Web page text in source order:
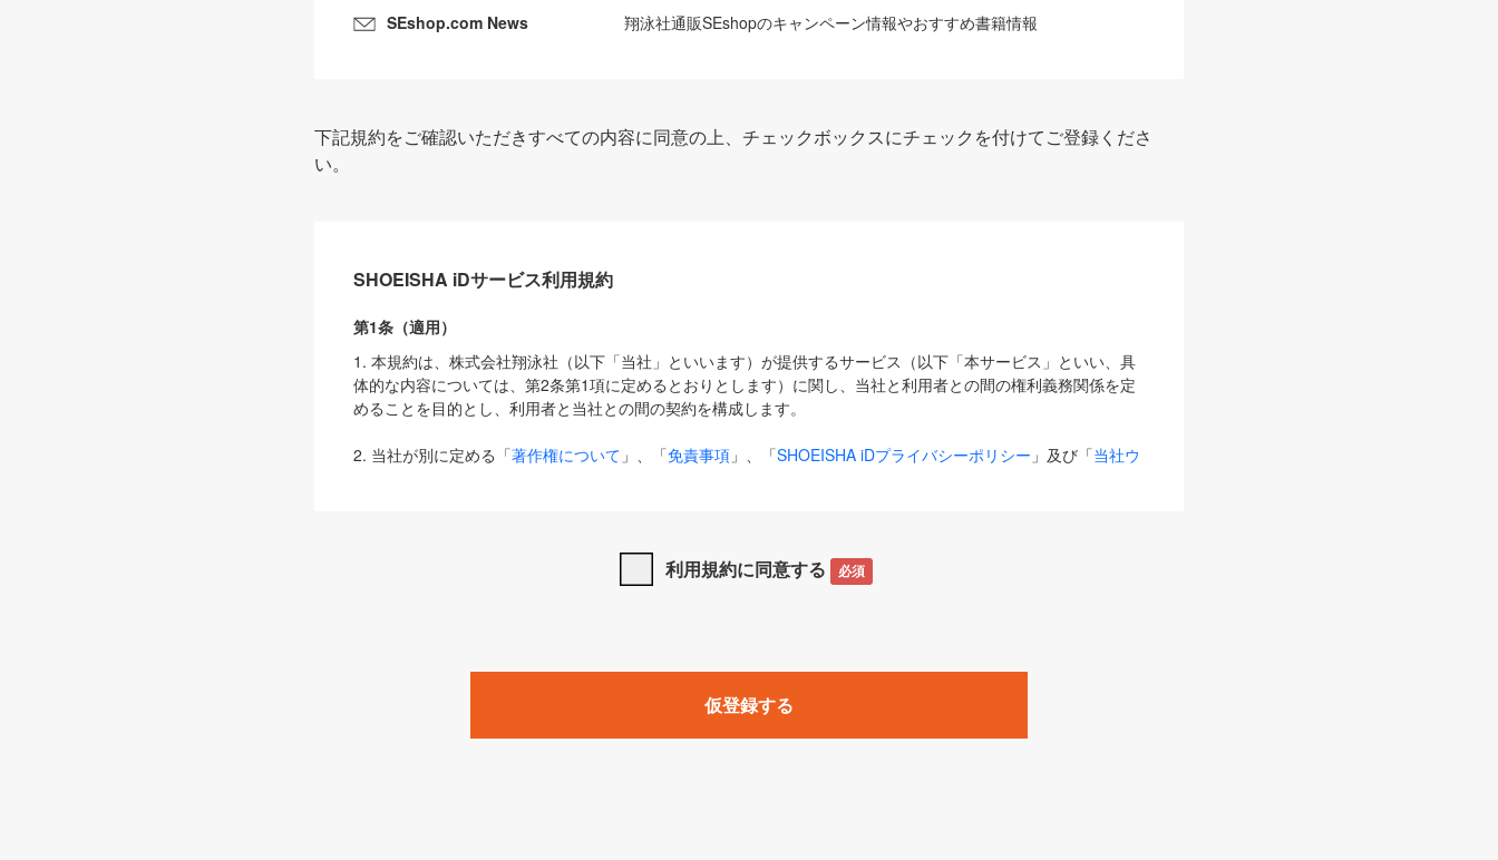
SEshop.com News
翔泳社通販SEshopのキャンペーン情報やおすすめ書籍情報
下記規約をご確認いただきすべての内容に同意の上、チェックボックスにチェックを付けてご登録くださ
い。
SHOEISHA iDサービス利用規約
第1条（適用）
1. 本規約は、株式会社翔泳社（以下「当社」といいます）が提供するサービス（以下「本サービス」といい、具
体的な内容については、第2条第1項に定めるとおりとします）に関し、当社と利用者との間の権利義務関係を定
めることを目的とし、利用者と当社との間の契約を構成します。
2. 当社が別に定める「著作権について 」、「免責事項 」、「SHOEISHA iDプライバシーポリシー 」及び「当社ウ
は、本規約の規定が優先して適用されるものとします。
1. 「本サービス」とは、当社が提供する以下のサービス（名称や内容が変更された場合、変更後のサービスを含
みます）及びこれらサービスに関連して当社が実施するイベントやキャンペーンをいいます。
「SEBook」「SEShop」「CodeZine」「MarkeZine」「EnterpriseZine」「ECzine」「Biz/Zine」「HRzine」
利用規約に同意する 必須
仮登録する